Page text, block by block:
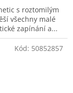
s roztomilým
všechny malé
zapínání a...
Kód: 50852857